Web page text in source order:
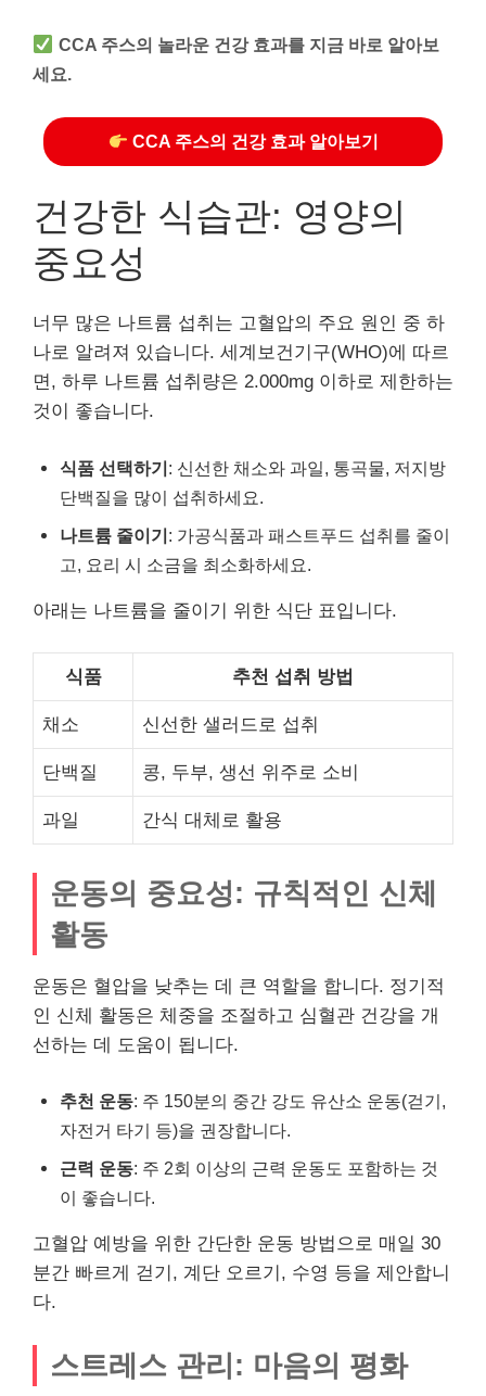
CCA 주스의 놀라운 건강 효과를 지금 바로 알아보
세요.
CCA 주스의 건강 효과 알아보기
건강한 식습관: 영양의
중요성
너무 많은 나트륨 섭취는 고혈압의 주요 원인 중 하
나로 알려져 있습니다. 세계보건기구(WHO)에 따르
면, 하루 나트륨 섭취량은 2.000mg 이하로 제한하는
것이 좋습니다.
식품 선택하기: 신선한 채소와 과일, 통곡물, 저지방
단백질을 많이 섭취하세요.
나트륨 줄이기: 가공식품과 패스트푸드 섭취를 줄이
고, 요리 시 소금을 최소화하세요.
아래는 나트륨을 줄이기 위한 식단 표입니다.
식품 추천 섭취 방법
채소 신선한 샐러드로 섭취
단백질 콩, 두부, 생선 위주로 소비
과일 간식 대체로 활용
운동의 중요성: 규칙적인 신체
활동
운동은 혈압을 낮추는 데 큰 역할을 합니다. 정기적
인 신체 활동은 체중을 조절하고 심혈관 건강을 개
선하는 데 도움이 됩니다.
추천 운동: 주 150분의 중간 강도 유산소 운동(걷기,
자전거 타기 등)을 권장합니다.
근력 운동: 주 2회 이상의 근력 운동도 포함하는 것
이 좋습니다.
고혈압 예방을 위한 간단한 운동 방법으로 매일 30
분간 빠르게 걷기, 계단 오르기, 수영 등을 제안합니
다.
스트레스 관리: 마음의 평화